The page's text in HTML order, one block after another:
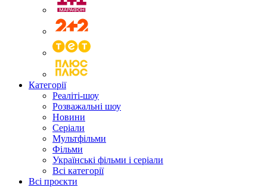
Категорії
Реаліті-шоу
Розважальні шоу
Новини
Серіали
Мультфільми
Фільми
Українські фільми і серіали
Всі категорії
Всі проєкти